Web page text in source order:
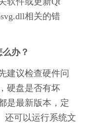
相关的错
办？
建议检查硬件问
硬盘是否有坏
是最新版本，定
还可以运行系统文